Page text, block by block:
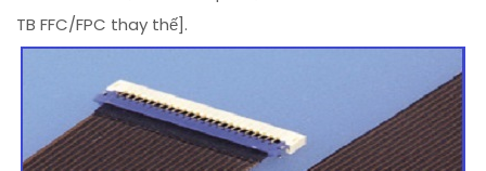
TB FFC/FPC thay thế].